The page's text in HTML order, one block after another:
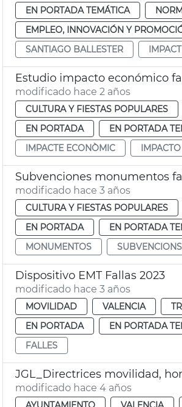
EN PORTADA TEMÁTICA
EMPLEO, INNOVACIÓN Y
SANTIAGO BALLESTER
Estudio impacto económico
modificado hace 2 años
CULTURA Y FIESTAS POPULARES
EN PORTADA
EN PORTADA
IMPACTE ECONÒMIC
Subvenciones monumentos
modificado hace 3 años
CULTURA Y FIESTAS POPULARES
EN PORTADA
EN PORTADA
MONUMENTOS
SUBVENCIONS
Dispositivo EMT Fallas 2023
modificado hace 3 años
MOVILIDAD VALENCIA
EN PORTADA
EN PORTADA
FALLES
JGL_Directrices movilidad,
modificado hace 4 años